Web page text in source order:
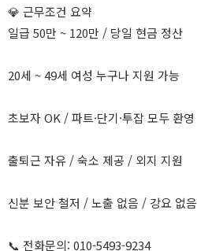
💎 근무조건 요약
일급 50만 ~ 120만 / 당일 현금 정산
20세 ~ 49세 여성 누구나 지원 가능
초보자 OK / 파트·단기·투잡 모두 환영
출퇴근 자유 / 숙소 제공 / 외지 지원
신분 보안 철저 / 노출 없음 / 강요 없음
📞 전화문의: 010-5493-9234